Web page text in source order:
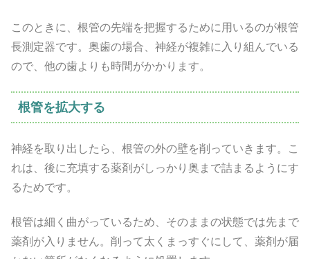
このときに、根管の先端を把握するために用いるのが根管
長測定器です。奥歯の場合、神経が複雑に入り組んでいる
ので、他の歯よりも時間がかかります。
根管を拡大する
神経を取り出したら、根管の外の壁を削っていきます。こ
れは、後に充填する薬剤がしっかり奥まで詰まるようにす
るためです。
根管は細く曲がっているため、そのままの状態では先まで
薬剤が入りません。削って太くまっすぐにして、薬剤が届